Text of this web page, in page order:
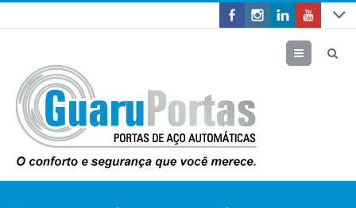
Menu